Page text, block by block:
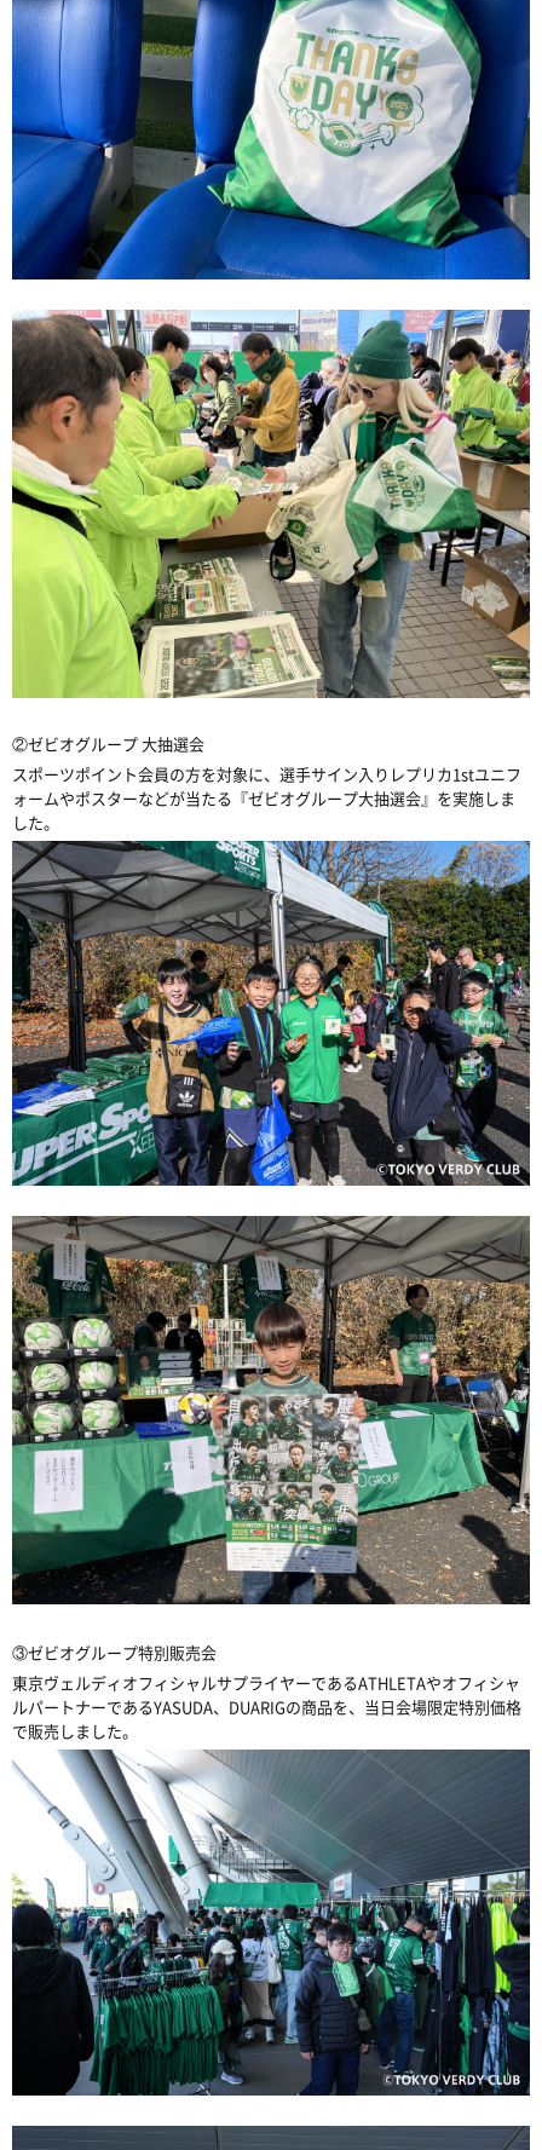
②ゼビオグループ 大抽選会
スポーツポイント会員の方を対象に、選手サイン入りレプリカ1stユニフ
ォームやポスターなどが当たる『ゼビオグループ大抽選会』を実施しま
した。
③ゼビオグループ特別販売会
東京ヴェルディオフィシャルサプライヤーであるATHLETAやオフィシャ
ルパートナーであるYASUDA、DUARIGの商品を、当日会場限定特別価格
で販売しました。